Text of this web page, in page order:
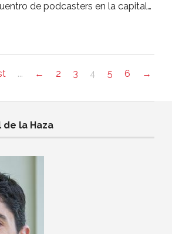
de podcasters en la capital…
... ← 2 3 4 5 6 →
de la Haza